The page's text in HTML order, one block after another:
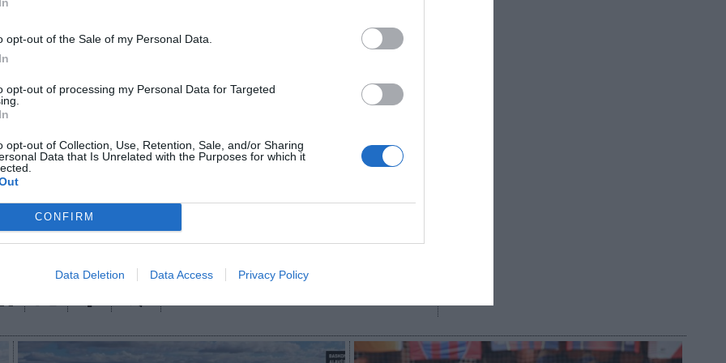
opt-out of the Sale of my Personal Data.
opt-out of processing my Personal Data for Targeted
opt-out of Collection, Use, Retention, Sale, and/or Sharing
Data that Is Unrelated with the Purposes for which it
CONFIRM
Data Deletion Data Access Privacy Policy
2P
plataforma de datos monitoriza en tiempo real el negocio de
Liga F y Primera Federación; 200 clubes de ligas
de ACB y Primera FEB. Si quieres más información,
a través de
intelligence@2playbook.com
con las últimas noticias de actualidad.